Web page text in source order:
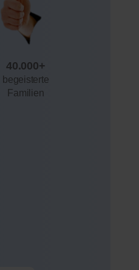
40.000+
begeisterte
Familien